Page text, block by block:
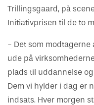
Trillingsgaard, på
Initiativprisen til de to
- Det som modtagerne
ude på
plads til uddannelse
Dem vi hylder i dag er
indsats. Hver morgen